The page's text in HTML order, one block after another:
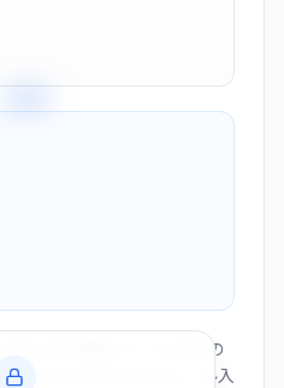
長・非役職者）と、この会社の
す。会員登録とプロフィール入